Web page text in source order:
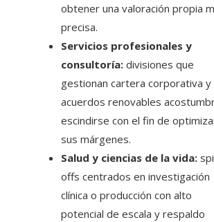
obtener una valoración propia
precisa.
Servicios profesionales y
consultoría: divisiones que
gestionan cartera corporativa y
acuerdos renovables
escindirse con el fin de
sus márgenes.
Salud y ciencias de la vida:
offs centrados en investigación
clínica o producción con alto
potencial de escala y respaldo